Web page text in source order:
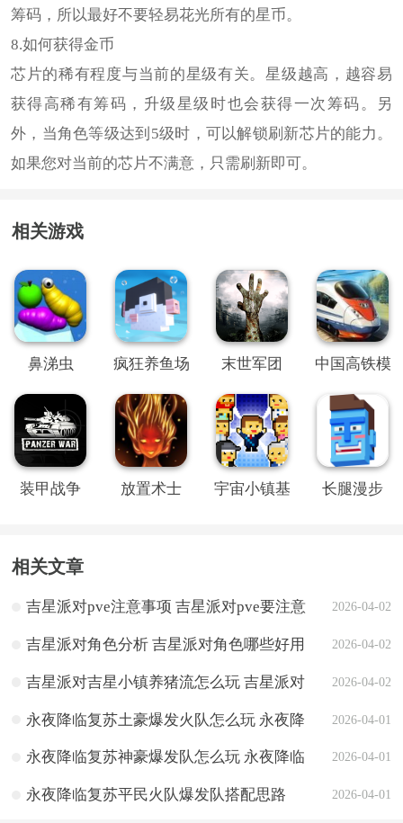
筹码，所以最好不要轻易花光所有的星币。
8.如何获得金币
芯片的稀有程度与当前的星级有关。星级越高，越容易
获得高稀有筹码，升级星级时也会获得一次筹码。另
外，当角色等级达到5级时，可以解锁刷新芯片的能力。
如果您对当前的芯片不满意，只需刷新即可。
相关游戏
鼻涕虫 疯狂养鱼场 末世军团
中国高铁模
装甲战争 放置术士
宇宙小镇基
长腿漫步
相关文章
吉星派对pve注意事项 吉星派对pve要注意
什么
2026-04-02
吉星派对角色分析 吉星派对角色哪些好用 2026-04-02
吉星派对吉星小镇养猪流怎么玩 吉星派对
吉星小镇养猪流玩法攻略
2026-04-02
永夜降临复苏土豪爆发火队怎么玩 永夜降
临复苏土豪爆发火队搭配思路
2026-04-01
永夜降临复苏神豪爆发队怎么玩 永夜降临
复苏神豪爆发队搭配思路
2026-04-01
永夜降临复苏平民火队爆发队搭配思路 2026-04-01